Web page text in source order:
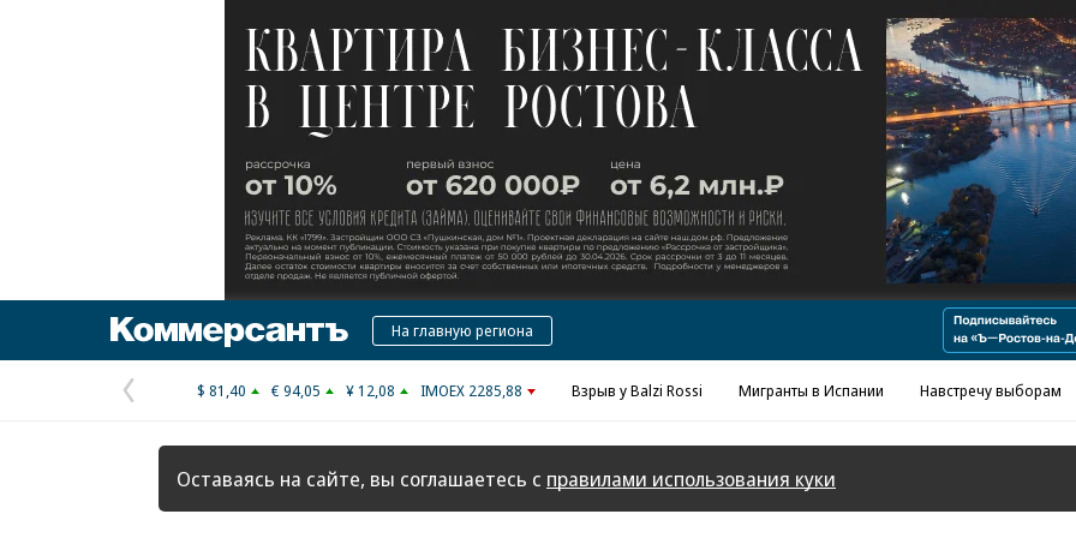
Реклама в «Ъ» www.kommersant.ru/ad
КоммерсантъНа главную региона
Предыдущая
страница
$ 81,40 € 94,05 ¥ 12,08 IMOEX 2285,88 Взрыв у Balzi Rossi Мигранты в Испании Навстречу выборам
Оставаясь на сайте, вы соглашаетесь с правилами использования куки